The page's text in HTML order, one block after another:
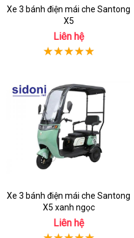
Xe 3 bánh điện mái che Santong
X5
Liên hệ
Xe 3 bánh điện mái che Santong
X5 xanh ngọc
Liên hệ